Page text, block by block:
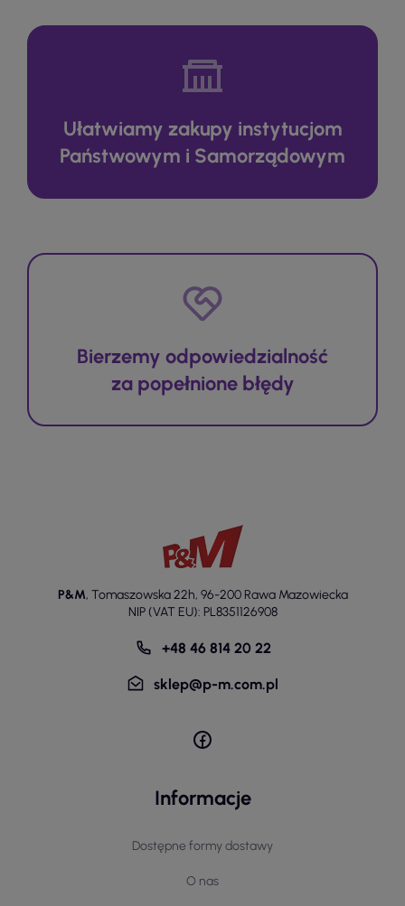
Ułatwiamy zakupy instytucjom
Państwowym i Samorządowym
Bierzemy odpowiedzialność
za popełnione błędy
P&M, Tomaszowska 22h, 96-200 Rawa Mazowiecka
NIP (VAT EU): PL8351126908
+48 46 814 20 22
sklep@p-m.com.pl
Informacje
Dostępne formy dostawy
O nas